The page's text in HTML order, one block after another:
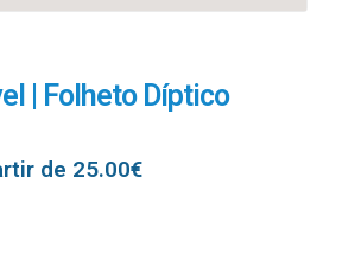
| Folheto Díptico
de 25.00€